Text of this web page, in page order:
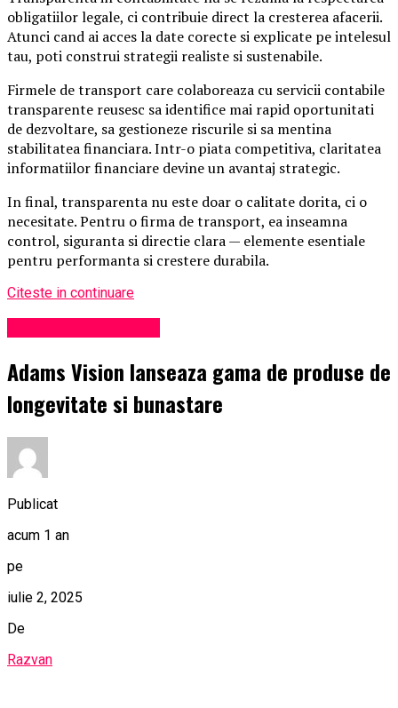
obligatiilor legale, ci contribuie direct la cresterea afacerii.
Atunci cand ai acces la date corecte si explicate pe intelesul
tau, poti construi strategii realiste si sustenabile.
Firmele de transport care colaboreaza cu servicii contabile
transparente reusesc sa identifice mai rapid oportunitati
de dezvoltare, sa gestioneze riscurile si sa mentina
stabilitatea financiara. Intr-o piata competitiva, claritatea
informatiilor financiare devine un avantaj strategic.
In final, transparenta nu este doar o calitate dorita, ci o
necesitate. Pentru o firma de transport, ea inseamna
control, siguranta si directie clara — elemente esentiale
pentru performanta si crestere durabila.
Citeste in continuare
Adams Vision lanseaza gama de produse de
longevitate si bunastare
Publicat
acum 1 an
pe
iulie 2, 2025
De
Razvan